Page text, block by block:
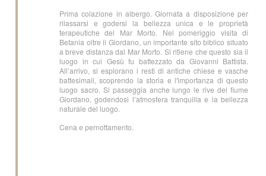
Prima colazione in albergo. Giornata a disposizione per
rilassarsi e godersi la bellezza unica e le proprietà
terapeutiche del Mar Morto. Nel pomeriggio visita di
Betania oltre il Giordano, un importante sito biblico situato
a breve distanza dal Mar Morto. Si ritiene che questo sia il
luogo in cui Gesù fu battezzato da Giovanni Battista.
All’arrivo, si esplorano i resti di antiche chiese e vasche
battesimali, scoprendo la storia e l'importanza di questo
luogo sacro. Si passeggia anche lungo le rive del fiume
Giordano, godendosi l’atmosfera tranquilla e la bellezza
naturale del luogo.
Cena e pernottamento.